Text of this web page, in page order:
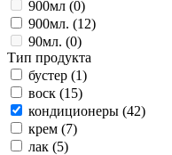
900мл (0)
900мл. (12)
90мл. (0)
Тип продукта
бустер (1)
воск (15)
кондиционеры (42)
крем (7)
лак (5)